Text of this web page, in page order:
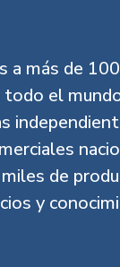
a más de
el
de
y